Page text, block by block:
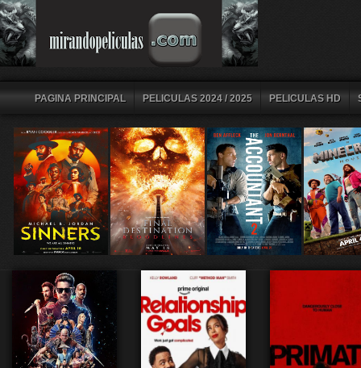
PAGINA PRINCIPAL PELICULAS 2024 / 2025 PELICULAS HD